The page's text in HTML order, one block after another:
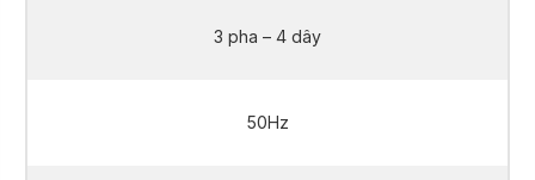
3 pha – 4 dây
50Hz